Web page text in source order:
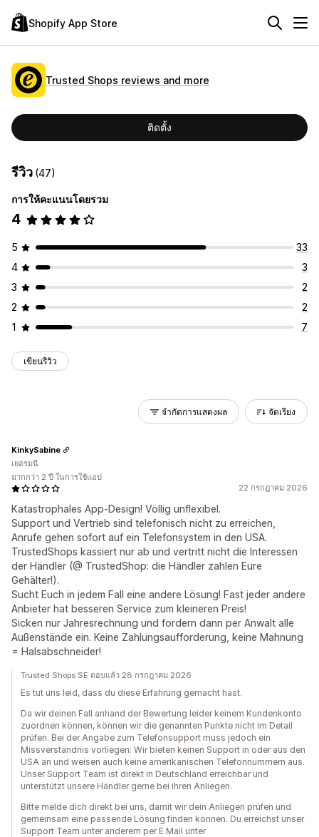
Shopify App Store
Trusted Shops reviews and more
ติดตั้ง
รีวิว (47)
การให้คะแนนโดยรวม
4
5
33
4
3
3
2
2
2
1
7
เขียนรีวิว
จำกัดการแสดงผล จัดเรียง
22 กรกฎาคม 2026
Katastrophales App-Design! Völlig unflexibel.
Support und Vertrieb sind telefonisch nicht zu erreichen,
Anrufe gehen sofort auf ein Telefonsystem in den USA.
TrustedShops kassiert nur ab und vertritt nicht die Interessen
der Händler (@ TrustedShop: die Händler zahlen Eure
Gehälter!).
Sucht Euch in jedem Fall eine andere Lösung! Fast jeder andere
Anbieter hat besseren Service zum kleineren Preis!
Sicken nur Jahresrechnung und fordern dann per Anwalt alle
Außenstände ein. Keine Zahlungsaufforderung, keine Mahnung
= Halsabschneider!
KinkySabine
เยอรมนี
มากกว่า 2 ปี ในการใช้แอป
Trusted Shops SE ตอบแล้ว 28 กรกฎาคม 2026
Es tut uns leid, dass du diese Erfahrung gemacht hast.
Da wir deinen Fall anhand der Bewertung leider keinem Kundenkonto
zuordnen können, können wir die genannten Punkte nicht im Detail
prüfen. Bei der Angabe zum Telefonsupport muss jedoch ein
Missverständnis vorliegen: Wir bieten keinen Support in oder aus den
USA an und weisen auch keine amerikanischen Telefonnummern aus.
Unser Support Team ist direkt in Deutschland erreichbar und
unterstützt unsere Händler gerne bei ihren Anliegen.
Bitte melde dich direkt bei uns, damit wir dein Anliegen prüfen und
gemeinsam eine passende Lösung finden können. Du erreichst unser
Support Team unter anderem per E Mail unter